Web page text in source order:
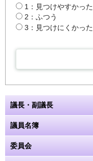
1：見つけやすかった
2：ふつう
3：見つけにくかった
議長・副議長
議員名簿
委員会